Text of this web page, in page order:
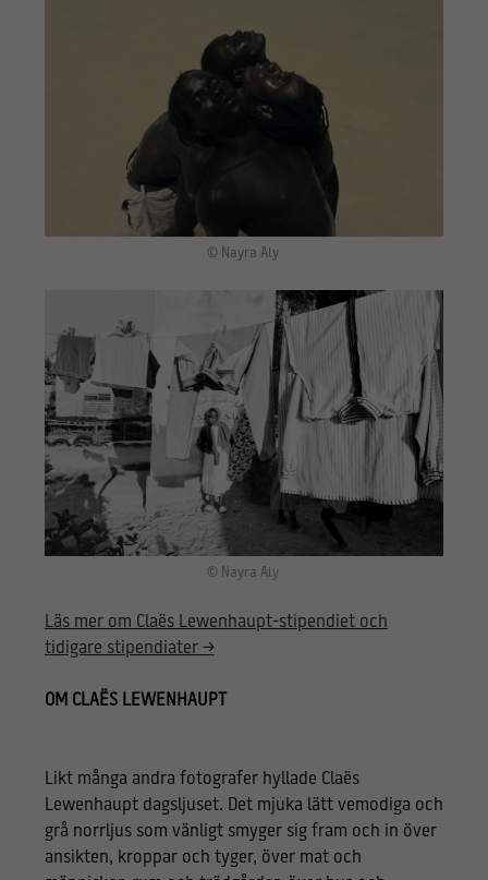
© Nayra Aly
© Nayra Aly
Läs mer om Claës Lewenhaupt-stipendiet och
tidigare stipendiater >
OM CLAËS LEWENHAUPT
Likt många andra fotografer hyllade Claës
Lewenhaupt dagsljuset. Det mjuka lätt vemodiga och
grå norrljus som vänligt smyger sig fram och in över
ansikten, kroppar och tyger, över mat och